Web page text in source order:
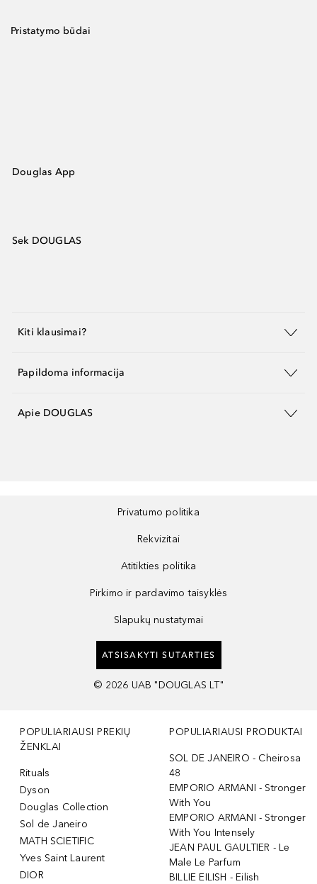
Pristatymo būdai
Douglas App
Sek DOUGLAS
Kiti klausimai?
Papildoma informacija
Apie DOUGLAS
Privatumo politika
Rekvizitai
Atitikties politika
Pirkimo ir pardavimo taisyklės
Slapukų nustatymai
ATSISAKYTI SUTARTIES
© 2026 UAB "DOUGLAS LT"
POPULIARIAUSI PREKIŲ
ŽENKLAI
Rituals
Dyson
Douglas Collection
Sol de Janeiro
MATH SCIETIFIC
Yves Saint Laurent
DIOR
POPULIARIAUSI PRODUKTAI
SOL DE JANEIRO - Cheirosa
48
EMPORIO ARMANI - Stronger
With You
EMPORIO ARMANI - Stronger
With You Intensely
JEAN PAUL GAULTIER - Le
Male Le Parfum
BILLIE EILISH - Eilish